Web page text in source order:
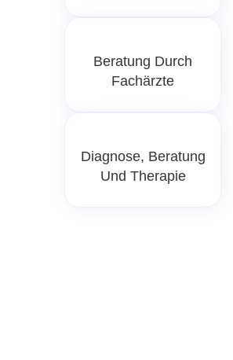
Beratung Durch
Fachärzte
Diagnose, Beratung
Und Therapie